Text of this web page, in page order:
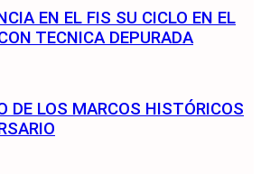
EN EL FIS SU CICLO EN EL
TECNICA DEPURADA
DE LOS MARCOS HISTÓRICOS